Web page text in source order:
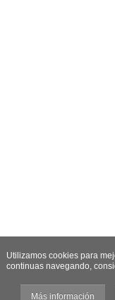
Utilizamos cookies para
continuas navegando,
Más información